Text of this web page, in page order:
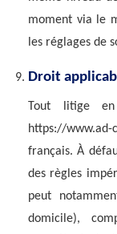
moment via le
les réglages de
Droit
Tout litige
https://
français. À
des règles
peut
domicile),